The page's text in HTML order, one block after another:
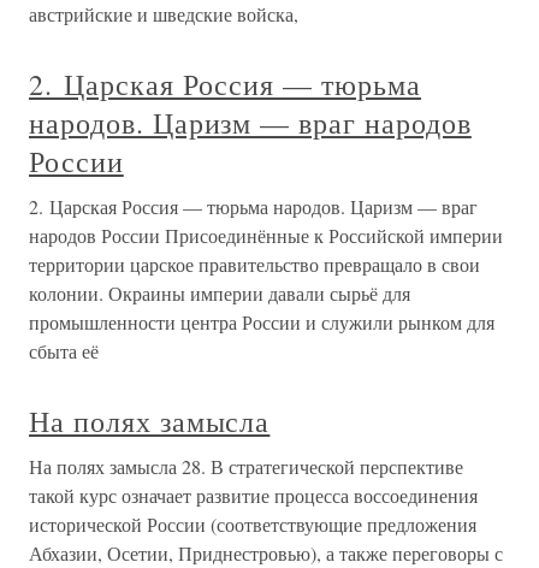
австрийские и шведские войска,
2. Царская Россия — тюрьма
народов. Царизм — враг народов
России
2. Царская Россия — тюрьма народов. Царизм — враг
народов России Присоединённые к Российской империи
территории царское правительство превращало в свои
колонии. Окраины империи давали сырьё для
промышленности центра России и служили рынком для
сбыта её
На полях замысла
На полях замысла 28. В стратегической перспективе
такой курс означает развитие процесса воссоединения
исторической России (соответствующие предложения
Абхазии, Осетии, Приднестровью), а также переговоры с